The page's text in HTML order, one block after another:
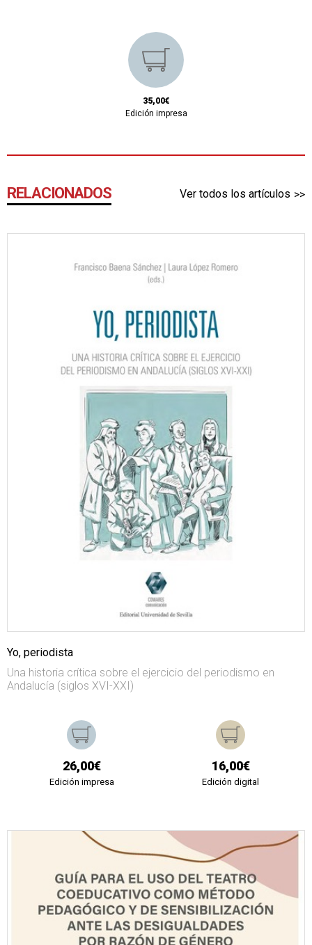
35,00€
Edición impresa
RELACIONADOS Ver todos los artículos
Yo, periodista
Una historia crítica sobre el ejercicio del periodismo en
Andalucía (siglos XVI-XXI)
26,00€
Edición impresa
16,00€
Edición digital